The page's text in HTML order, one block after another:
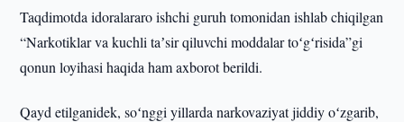
Taqdimotda idoralararo ishchi guruh tomonidan ishlab chiqilgan
“Narkotiklar va kuchli taʼsir qiluvchi moddalar toʻgʻrisida”gi
qonun loyihasi haqida ham axborot berildi.
Qayd etilganidek, soʻnggi yillarda narkovaziyat jiddiy oʻzgarib,